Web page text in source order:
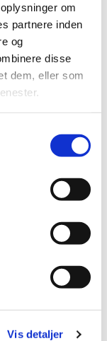
om
partnere inden
og
disse
dem, eller som
Vis detaljer
kunne